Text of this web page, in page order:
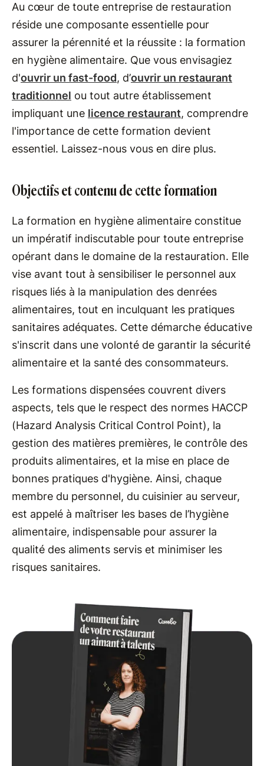
Au cœur de toute entreprise de restauration
réside une composante essentielle pour
assurer la pérennité et la réussite : la formation
en hygiène alimentaire. Que vous envisagiez
d'ouvrir un fast-food, d’ouvrir un restaurant
traditionnel ou tout autre établissement
impliquant une licence restaurant, comprendre
l'importance de cette formation devient
essentiel. Laissez-nous vous en dire plus.
Objectifs et contenu de cette formation
La formation en hygiène alimentaire constitue
un impératif indiscutable pour toute entreprise
opérant dans le domaine de la restauration. Elle
vise avant tout à sensibiliser le personnel aux
risques liés à la manipulation des denrées
alimentaires, tout en inculquant les pratiques
sanitaires adéquates. Cette démarche éducative
s'inscrit dans une volonté de garantir la sécurité
alimentaire et la santé des consommateurs.
Les formations dispensées couvrent divers
aspects, tels que le respect des normes HACCP
(Hazard Analysis Critical Control Point), la
gestion des matières premières, le contrôle des
produits alimentaires, et la mise en place de
bonnes pratiques d'hygiène. Ainsi, chaque
membre du personnel, du cuisinier au serveur,
est appelé à maîtriser les bases de l’hygiène
alimentaire, indispensable pour assurer la
qualité des aliments servis et minimiser les
risques sanitaires.